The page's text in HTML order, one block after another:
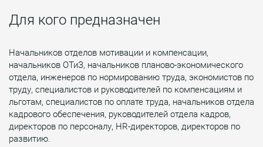
Для кого предназначен
Начальников отделов мотивации и компенсации,
начальников ОТиЗ, начальников планово-экономического
отдела, инженеров по нормированию труда, экономистов по
труду, специалистов и руководителей по компенсациям и
льготам, специалистов по оплате труда, начальников отдела
кадрового обеспечения, руководителей отдела кадров,
директоров по персоналу, HR-директоров, директоров по
развитию.